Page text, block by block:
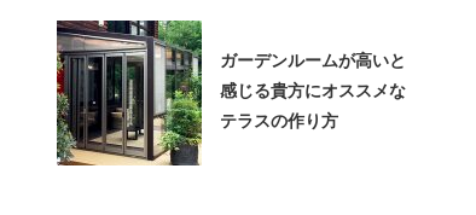
ガーデンルームが高いと
感じる貴方にオススメな
テラスの作り方